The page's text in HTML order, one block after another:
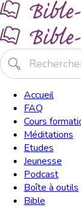
Accueil
FAQ
Cours
Méditations
Etudes
Jeunesse
Podcast
Boîte à outils
Bible